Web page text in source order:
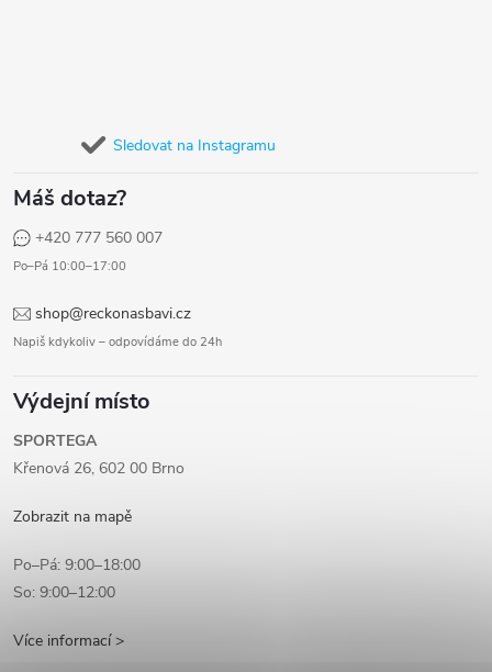
Sledovat na Instagramu
Máš dotaz?
+420 777 560 007
Po–Pá 10:00–17:00
shop@reckonasbavi.cz
Napiš kdykoliv – odpovídáme do 24h
Výdejní místo
SPORTEGA
Křenová 26, 602 00 Brno
Zobrazit na mapě
Po–Pá: 9:00–18:00
So: 9:00–12:00
Více informací >